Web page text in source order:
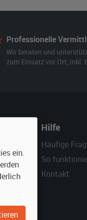
Professionelle
Wir beraten und
zum Einsatz vor Ort, inkl.
Hilfe
Häufige
So
Kontakt
ein.